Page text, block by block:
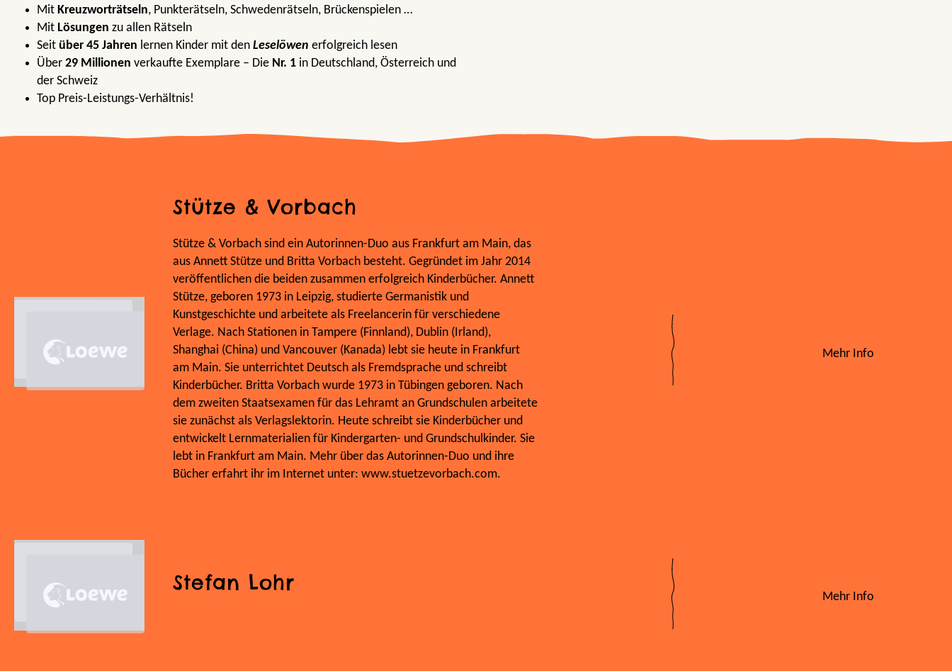
Mit Kreuzworträtseln, Punkterätseln, Schwedenrätseln, Brückenspielen …
Mit Lösungen zu allen Rätseln
Seit über 45 Jahren lernen Kinder mit den Leselöwen erfolgreich lesen
Über 29 Millionen verkaufte Exemplare – Die Nr. 1 in Deutschland, Österreich und
der Schweiz
Top Preis-Leistungs-Verhältnis!
Stütze & Vorbach
Stütze & Vorbach sind ein Autorinnen-Duo aus Frankfurt am Main, das
aus Annett Stütze und Britta Vorbach besteht. Gegründet im Jahr 2014
veröffentlichen die beiden zusammen erfolgreich Kinderbücher. Annett
Stütze, geboren 1973 in Leipzig, studierte Germanistik und
Kunstgeschichte und arbeitete als Freelancerin für verschiedene
Verlage. Nach Stationen in Tampere (Finnland), Dublin (Irland),
Shanghai (China) und Vancouver (Kanada) lebt sie heute in Frankfurt
am Main. Sie unterrichtet Deutsch als Fremdsprache und schreibt
Kinderbücher. Britta Vorbach wurde 1973 in Tübingen geboren. Nach
dem zweiten Staatsexamen für das Lehramt an Grundschulen arbeitete
sie zunächst als Verlagslektorin. Heute schreibt sie Kinderbücher und
entwickelt Lernmaterialien für Kindergarten- und Grundschulkinder. Sie
lebt in Frankfurt am Main. Mehr über das Autorinnen-Duo und ihre
Bücher erfahrt ihr im Internet unter: www.stuetzevorbach.com.
Mehr Info
Stefan Lohr
Mehr Info